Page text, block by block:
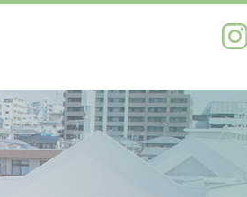
体験入学